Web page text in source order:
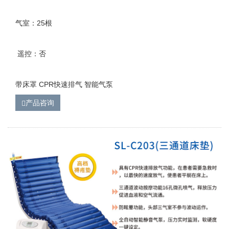
气室：25根
遥控：否
带床罩 CPR快速排气 智能气泵
产品咨询